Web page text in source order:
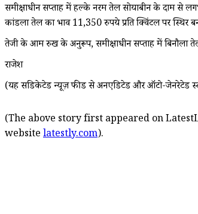
समीक्षाधीन सप्ताह में हल्के नरम तेल सोयाबीन के दाम से
कांडला तेल का भाव 11,350 रुपये प्रति क्विंटल पर स्थिर
तेजी के आम रुख के अनुरूप, समीक्षाधीन सप्ताह में बिनौला
राजेश
(यह सिंडिकेटेड न्यूज़ फीड से अनएडिटेड और ऑटो-जेनरेटेड
(The above story first appeared on
website latestly.com).